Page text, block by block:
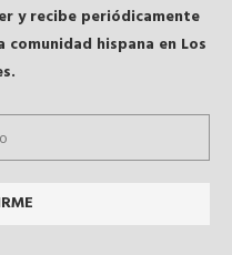
y recibe periódicamente
hispana en Los